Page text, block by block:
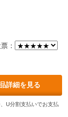
：
詳細を見る
U分割支払いでお支払